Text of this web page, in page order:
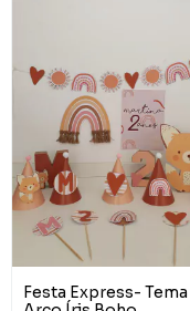
Festa Express- Tema